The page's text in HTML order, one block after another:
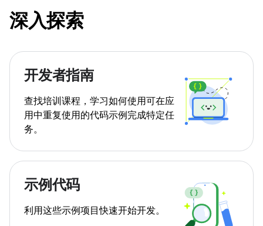
深入探索
开发者指南
查找培训课程，学习如何使用可在应
用中重复使用的代码示例完成特定任
务。
示例代码
利用这些示例项目快速开始开发。